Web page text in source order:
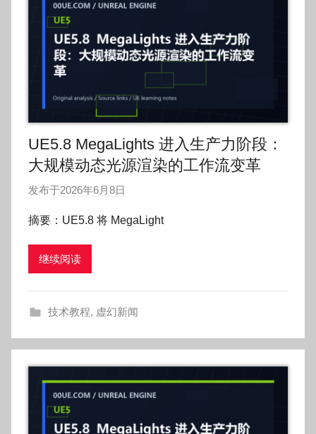
UE5.8 MegaLights 进入生产力阶段：
大规模动态光源渲染的工作流变革
发布于2026年6月8日
:
g
o
摘要：UE5.8 将 MegaLight
继续阅读
技术教程, 虚幻新闻